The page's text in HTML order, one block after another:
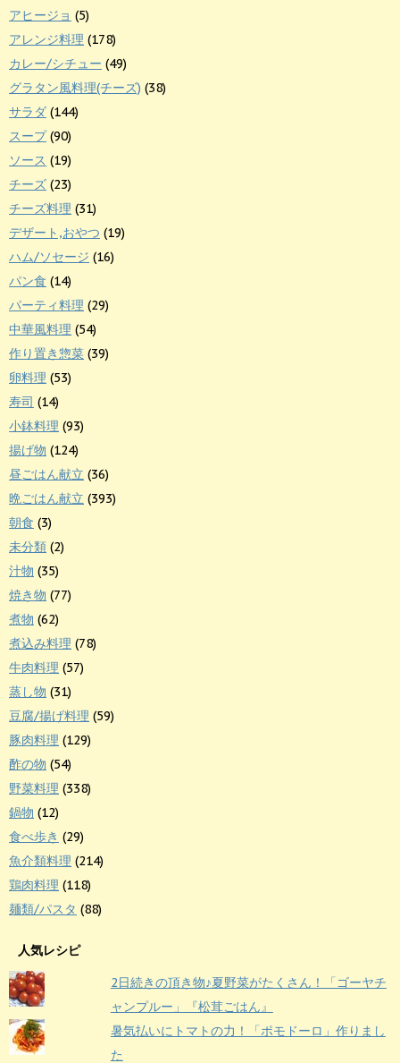
アヒージョ (5)
アレンジ料理 (178)
カレー/シチュー (49)
グラタン風料理(チーズ) (38)
サラダ (144)
スープ(90)
ソース (19)
チーズ (23)
チーズ料理 (31)
デザート,おやつ (19)
ハム/ソセージ (16)
パン食 (14)
パーティ料理 (29)
中華風料理 (54)
作り置き惣菜 (39)
卵料理 (53)
寿司 (14)
小鉢料理 (93)
揚げ物 (124)
昼ごはん献立 (36)
晩ごはん献立 (393)
朝食 (3)
未分類 (2)
汁物 (35)
焼き物 (77)
煮物 (62)
煮込み料理 (78)
牛肉料理 (57)
蒸し物 (31)
豆腐/揚げ料理 (59)
豚肉料理 (129)
酢の物 (54)
野菜料理 (338)
鍋物 (12)
食べ歩き (29)
魚介類料理 (214)
鶏肉料理 (118)
麺類/パスタ (88)
人気レシピ
2日続きの頂き物♪夏野菜がたくさん！「ゴーヤチ
ャンプルー」『松茸ごはん』
暑気払いにトマトの力！「ポモドーロ」作りまし
た